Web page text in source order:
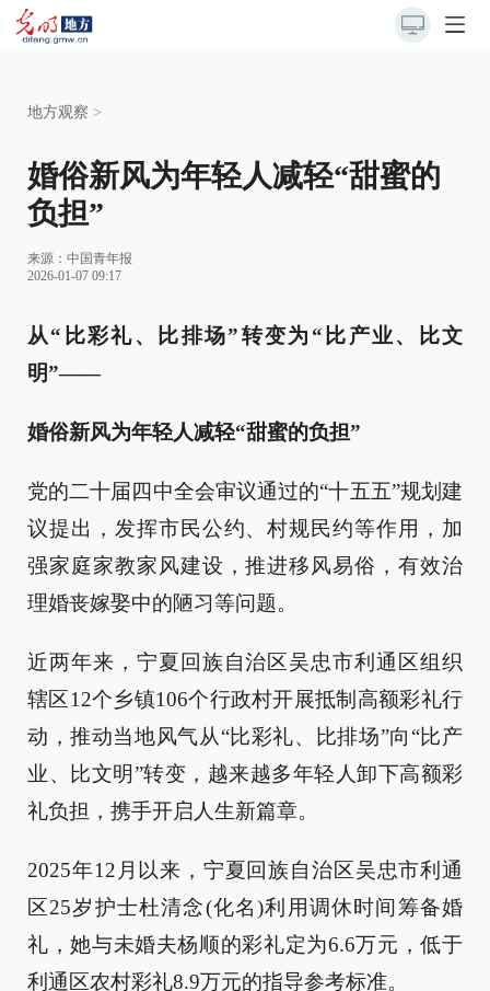
地方观察 >
婚俗新风为年轻人减轻“甜蜜的
负担”
来源： 中国青年报
2026-01-07 09:17
从“比彩礼、比排场”转变为“比产业、比文
明”——
婚俗新风为年轻人减轻“甜蜜的负担”
党的二十届四中全会审议通过的“十五五”规划建
议提出，发挥市民公约、村规民约等作用，加
强家庭家教家风建设，推进移风易俗，有效治
理婚丧嫁娶中的陋习等问题。
近两年来，宁夏回族自治区吴忠市利通区组织
辖区12个乡镇106个行政村开展抵制高额彩礼行
动，推动当地风气从“比彩礼、比排场”向“比产
业、比文明”转变，越来越多年轻人卸下高额彩
礼负担，携手开启人生新篇章。
2025年12月以来，宁夏回族自治区吴忠市利通
区25岁护士杜清念(化名)利用调休时间筹备婚
礼，她与未婚夫杨顺的彩礼定为6.6万元，低于
利通区农村彩礼8.9万元的指导参考标准。